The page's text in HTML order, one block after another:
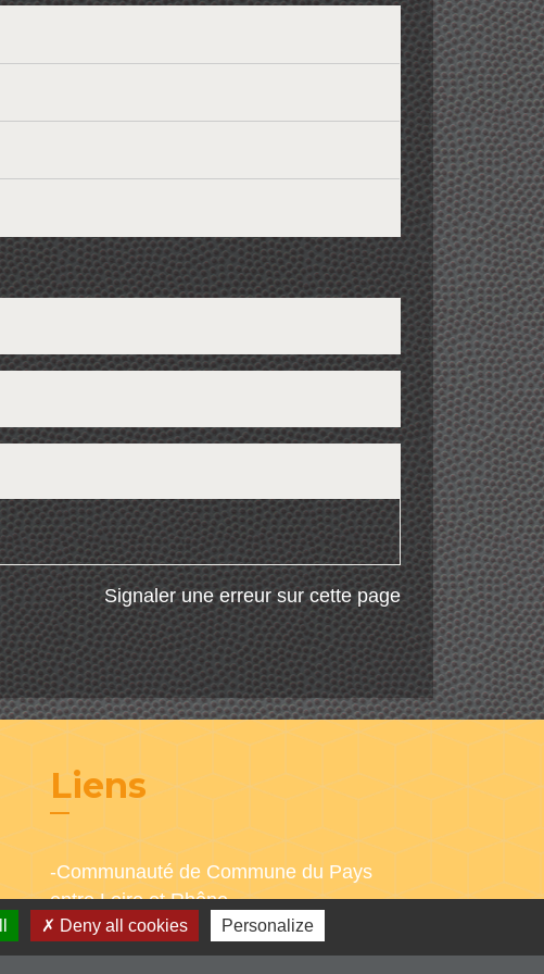
Signaler une erreur sur cette page
Liens
-Communauté de Commune du Pays
entre Loire et Rhône
-Loire le département
-Région Auvergne Rhône-Alpes
Deny all cookies Personalize